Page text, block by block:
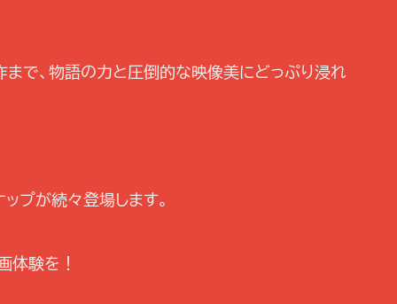
で、物語の力と圧倒的な映像美にどっぷり浸れ
プが続々登場します。
体験を！